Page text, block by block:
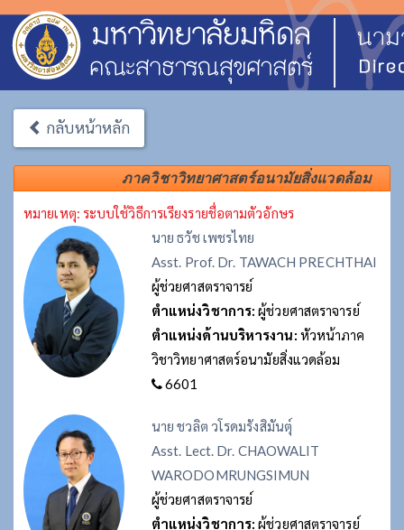
กลับหน้าหลัก
ภาควิชาวิทยาศาสตร์อนามัยสิ่งแวดล้อม
หมายเหตุ: ระบบใช้วิธีการเรียงรายชื่อตามตัวอักษร
นาย ธวัช เพชรไทย
Asst. Prof. Dr. TAWACH PRECHTHAI
ผู้ช่วยศาสตราจารย์
ตำแหน่งวิชาการ: ผู้ช่วยศาสตราจารย์
ตำแหน่งด้านบริหารงาน: หัวหน้าภาค
วิชาวิทยาศาสตร์อนามัยสิ่งแวดล้อม
6601
นาย ชวลิต วโรดมรังสิมันตุ์
Asst. Lect. Dr. CHAOWALIT
WARODOMRUNGSIMUN
ผู้ช่วยศาสตราจารย์
ตำแหน่งวิชาการ: ผู้ช่วยศาสตราจารย์